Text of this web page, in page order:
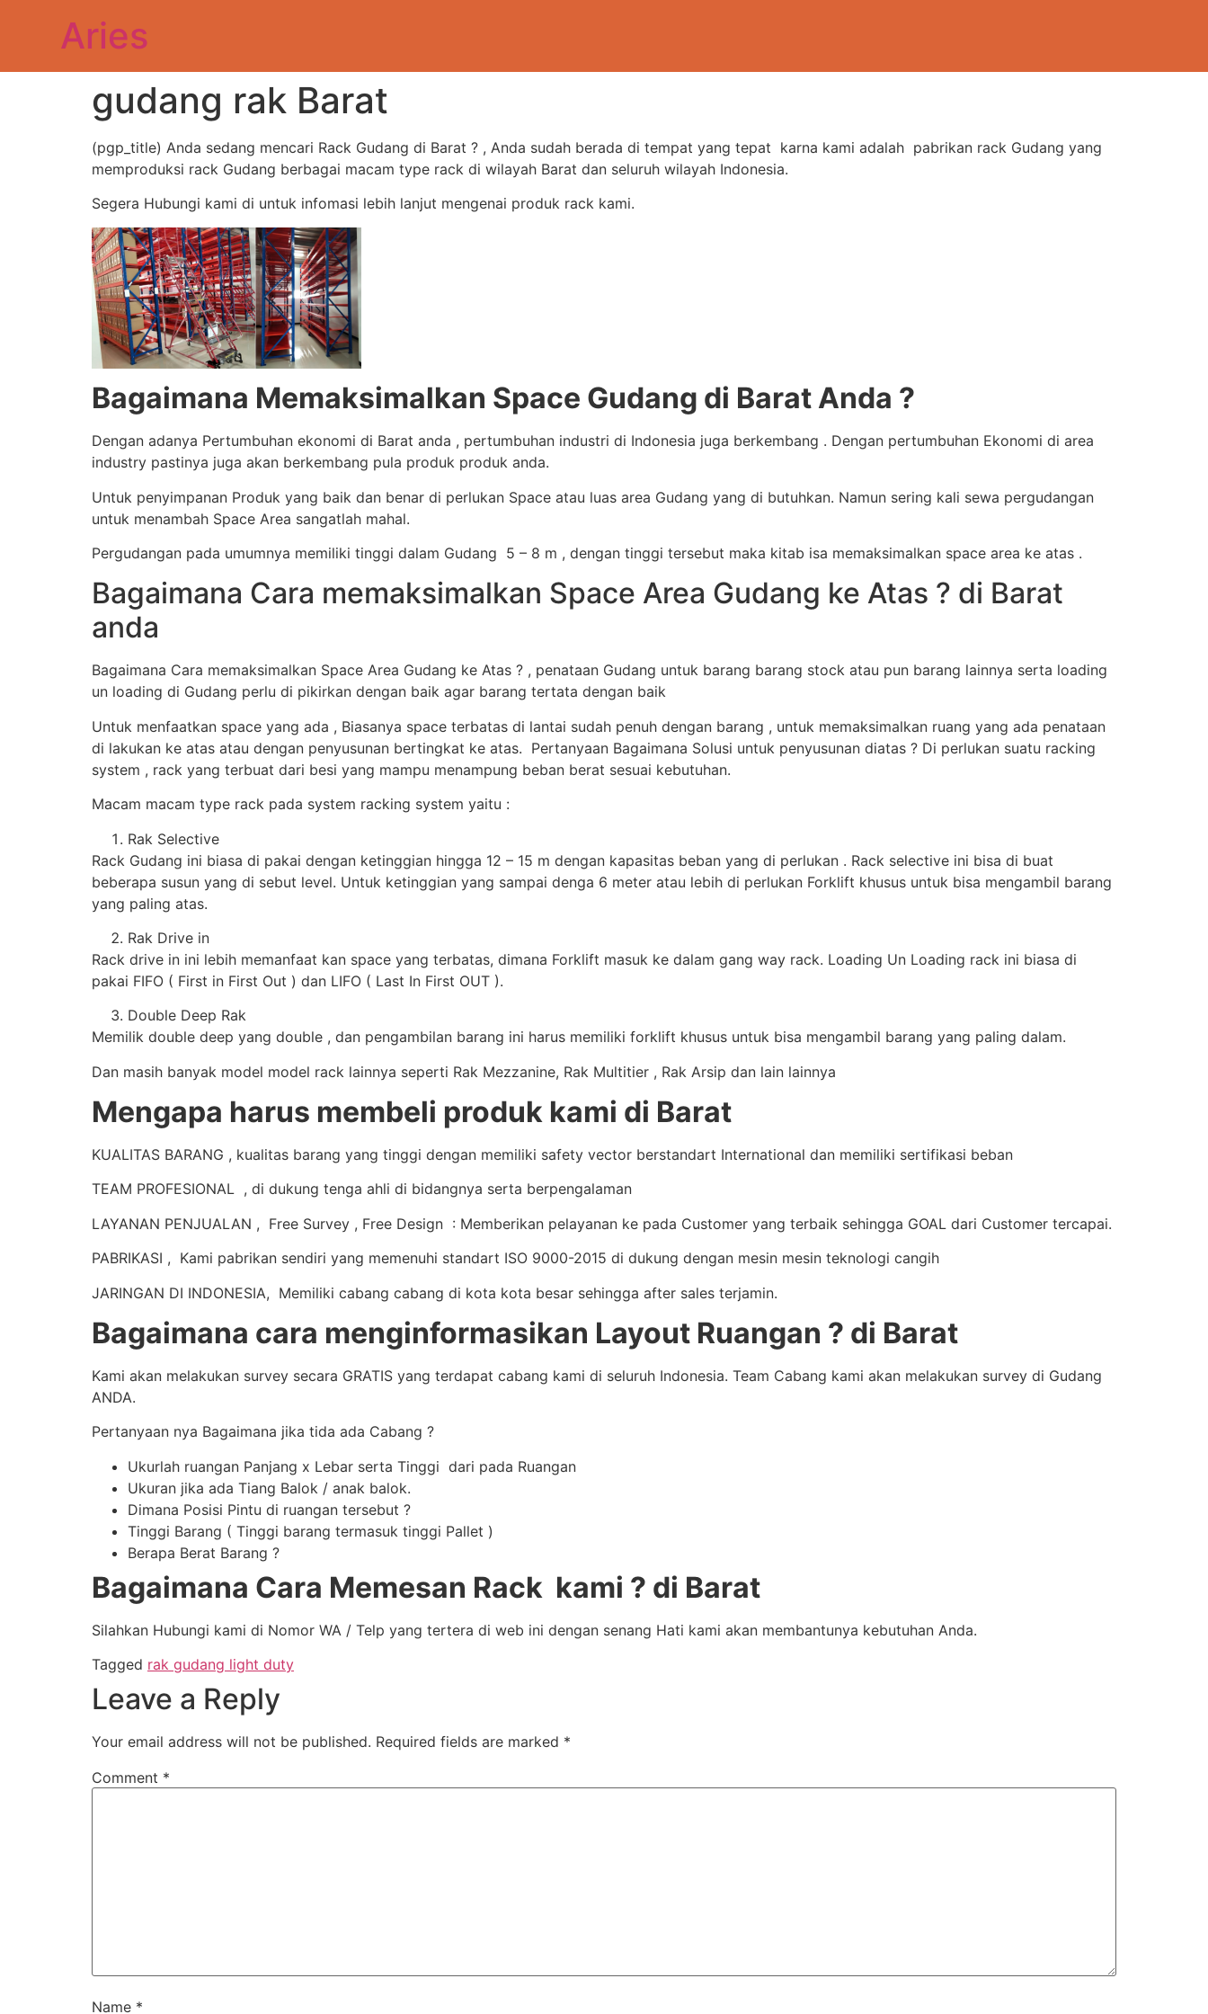
Aries
gudang rak Barat
(pgp_title) Anda sedang mencari Rack Gudang di Barat ? , Anda sudah berada di tempat yang tepat karna kami adalah pabrikan rack Gudang yang
memproduksi rack Gudang berbagai macam type rack di wilayah Barat dan seluruh wilayah Indonesia.
Segera Hubungi kami di untuk infomasi lebih lanjut mengenai produk rack kami.
Bagaimana Memaksimalkan Space Gudang di Barat Anda ?
Dengan adanya Pertumbuhan ekonomi di Barat anda , pertumbuhan industri di Indonesia juga berkembang . Dengan pertumbuhan Ekonomi di area
industry pastinya juga akan berkembang pula produk produk anda.
Untuk penyimpanan Produk yang baik dan benar di perlukan Space atau luas area Gudang yang di butuhkan. Namun sering kali sewa pergudangan
untuk menambah Space Area sangatlah mahal.
Pergudangan pada umumnya memiliki tinggi dalam Gudang 5 – 8 m , dengan tinggi tersebut maka kitab isa memaksimalkan space area ke atas .
Bagaimana Cara memaksimalkan Space Area Gudang ke Atas ? di Barat
anda
Bagaimana Cara memaksimalkan Space Area Gudang ke Atas ? , penataan Gudang untuk barang barang stock atau pun barang lainnya serta loading
un loading di Gudang perlu di pikirkan dengan baik agar barang tertata dengan baik
Untuk menfaatkan space yang ada , Biasanya space terbatas di lantai sudah penuh dengan barang , untuk memaksimalkan ruang yang ada penataan
di lakukan ke atas atau dengan penyusunan bertingkat ke atas. Pertanyaan Bagaimana Solusi untuk penyusunan diatas ? Di perlukan suatu racking
system , rack yang terbuat dari besi yang mampu menampung beban berat sesuai kebutuhan.
Macam macam type rack pada system racking system yaitu :
Rak Selective
Rack Gudang ini biasa di pakai dengan ketinggian hingga 12 – 15 m dengan kapasitas beban yang di perlukan . Rack selective ini bisa di buat
beberapa susun yang di sebut level. Untuk ketinggian yang sampai denga 6 meter atau lebih di perlukan Forklift khusus untuk bisa mengambil barang
yang paling atas.
Rak Drive in
Rack drive in ini lebih memanfaat kan space yang terbatas, dimana Forklift masuk ke dalam gang way rack. Loading Un Loading rack ini biasa di
pakai FIFO ( First in First Out ) dan LIFO ( Last In First OUT ).
Double Deep Rak
Memilik double deep yang double , dan pengambilan barang ini harus memiliki forklift khusus untuk bisa mengambil barang yang paling dalam.
Dan masih banyak model model rack lainnya seperti Rak Mezzanine, Rak Multitier , Rak Arsip dan lain lainnya
Mengapa harus membeli produk kami di Barat
KUALITAS BARANG , kualitas barang yang tinggi dengan memiliki safety vector berstandart International dan memiliki sertifikasi beban
TEAM PROFESIONAL , di dukung tenga ahli di bidangnya serta berpengalaman
LAYANAN PENJUALAN , Free Survey , Free Design : Memberikan pelayanan ke pada Customer yang terbaik sehingga GOAL dari Customer tercapai.
PABRIKASI , Kami pabrikan sendiri yang memenuhi standart ISO 9000-2015 di dukung dengan mesin mesin teknologi cangih
JARINGAN DI INDONESIA, Memiliki cabang cabang di kota kota besar sehingga after sales terjamin.
Bagaimana cara menginformasikan Layout Ruangan ? di Barat
Kami akan melakukan survey secara GRATIS yang terdapat cabang kami di seluruh Indonesia. Team Cabang kami akan melakukan survey di Gudang
ANDA.
Pertanyaan nya Bagaimana jika tida ada Cabang ?
Ukurlah ruangan Panjang x Lebar serta Tinggi dari pada Ruangan
Ukuran jika ada Tiang Balok / anak balok.
Dimana Posisi Pintu di ruangan tersebut ?
Tinggi Barang ( Tinggi barang termasuk tinggi Pallet )
Berapa Berat Barang ?
Bagaimana Cara Memesan Rack kami ? di Barat
Silahkan Hubungi kami di Nomor WA / Telp yang tertera di web ini dengan senang Hati kami akan membantunya kebutuhan Anda.
Tagged rak gudang light duty
Leave a Reply
Your email address will not be published. Required fields are marked *
Comment *
Name *